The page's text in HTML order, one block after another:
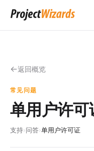
返回概览
常见问题
单用户许可
支持›问答›单用户许可证